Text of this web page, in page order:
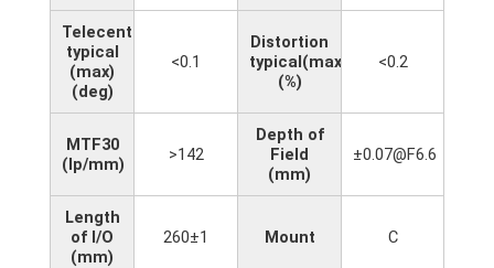
Telecentricity
typical
(max)
(deg)
<0.1
Distortion
typical(max)
(%)
<0.2
MTF30
(lp/mm)
>142
Depth of
Field
(mm)
±0.07@F6.6
Length
of I/O
(mm)
260±1 Mount C